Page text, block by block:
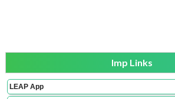
Imp Links
LEAP App